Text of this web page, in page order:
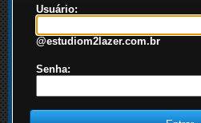
Usuário:
@estudiom2lazer.com.br
Senha: